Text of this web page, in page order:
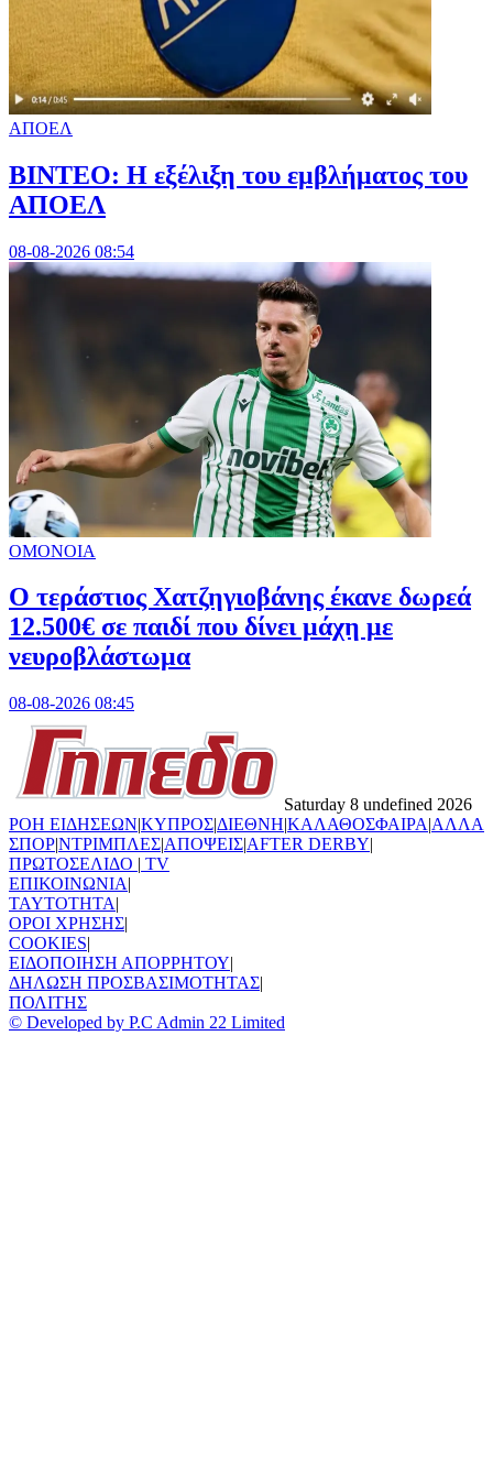
ΑΠΟΕΛ
ΒΙΝΤΕΟ: Η εξέλιξη του εμβλήματος του
ΑΠΟΕΛ
08-08-2026 08:54
ΟΜΟΝΟΙΑ
Ο τεράστιος Χατζηγιοβάνης έκανε δωρεά
12.500€ σε παιδί που δίνει μάχη με
νευροβλάστωμα
08-08-2026 08:45
Saturday 8 undefined 2026
ΡΟΗ ΕΙΔΗΣΕΩΝ|ΚΥΠΡΟΣ|ΔΙΕΘΝΗ|ΚΑΛΑΘΟΣΦΑΙΡΑ|ΑΛΛΑ
ΣΠΟΡ|ΝΤΡΙΜΠΛΕΣ|ΑΠΟΨΕΙΣ|AFTER DERBY|
ΠΡΩΤΟΣΕΛΙΔΟ | TV
ΕΠΙΚΟΙΝΩΝΙΑ|
TAYTOTHTA|
ΟΡΟΙ ΧΡΗΣΗΣ|
COOKIES|
ΕΙΔΟΠΟΙΗΣΗ ΑΠΟΡΡΗΤΟΥ|
ΔΗΛΩΣΗ ΠΡΟΣΒΑΣΙΜΟΤΗΤΑΣ|
ΠΟΛΙΤΗΣ
© Developed by P.C Admin 22 Limited